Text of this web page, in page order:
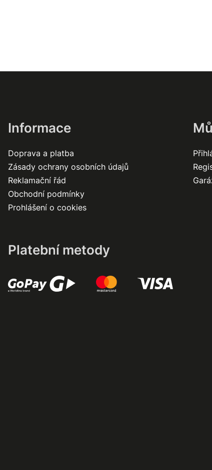
Informace
Doprava a platba
Zásady ochrany osobních údajů
Reklamační řád
Obchodní podmínky
Prohlášení o cookies
Platební metody